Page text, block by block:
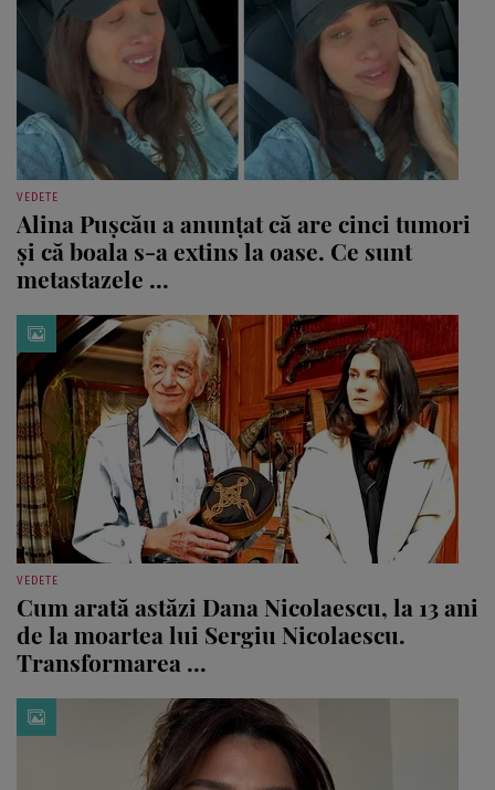
VEDETE
Alina Pușcău a anunțat că are cinci tumori
și că boala s-a extins la oase. Ce sunt
metastazele ...
VEDETE
Cum arată astăzi Dana Nicolaescu, la 13 ani
de la moartea lui Sergiu Nicolaescu.
Transformarea ...